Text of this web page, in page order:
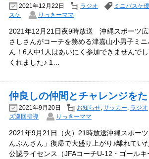
2021年12月22日 ラジオ ミニバスケ
スケ
りっきーママ
2021年12月21日夜9時放送 沖縄スポーツ
さしさんがコーチを務める津嘉山小男子ミ
ん！6人中1人はあいにく参加できませんで
くれました♪ 1…
仲良しの仲間とチャレンジをた
2021年9月20日 お知らせ, サッカー, ラジオ
ズ巡回指導
りっきーママ
2021年9月21日（火）21時放送沖縄スポー
んぶんさん」復帰で大盛り上がり♪離れてい
公認ライセンス（JFAコーチU-12・ゴール